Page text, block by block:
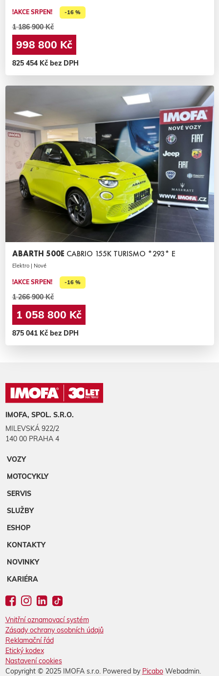
!AKCE SRPEN! -16 %
1 186 900 Kč
998 800 Kč
825 454 Kč bez DPH
ABARTH 500E CABRIO 155K TURISMO *293* E
Elektro | Nové
!AKCE SRPEN! -16 %
1 266 900 Kč
1 058 800 Kč
875 041 Kč bez DPH
IMOFA, SPOL. S.R.O.
MILEVSKÁ 922/2
140 00 PRAHA 4
VOZY
MOTOCYKLY
SERVIS
SLUŽBY
ESHOP
KONTAKTY
NOVINKY
KARIÉRA
Vnitřní oznamovací systém
Zásady ochrany osobních údajů
Reklamační řád
Etický kodex
Nastavení cookies
Copyright © 2025 IMOFA s.r.o. Powered by PicaboWebadmin.